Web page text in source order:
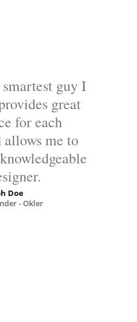
guy I
great
for each
allows me to
Doe
- Okler